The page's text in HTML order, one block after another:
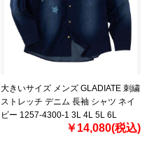
大きいサイズ メンズ GLADIATE 刺繍
ストレッチ デニム 長袖 シャツ ネイ
ビー 1257-4300-1 3L 4L 5L 6L
￥14,080(税込)